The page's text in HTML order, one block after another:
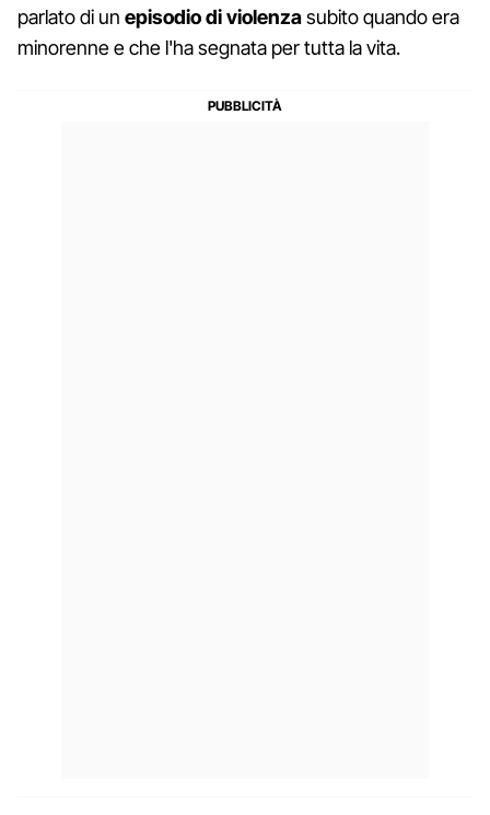
parlato di un episodio di violenzasubito quando era
minorenne e che l'ha segnata per tutta la vita.